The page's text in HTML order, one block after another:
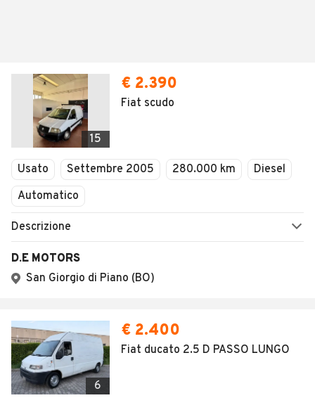
15
€ 2.390
Fiat scudo
Usato Settembre 2005 280.000 km
Diesel
Automatico
Descrizione
D.E MOTORS
San Giorgio di Piano (BO)
6
€ 2.400
Fiat ducato 2.5 D PASSO LUNGO